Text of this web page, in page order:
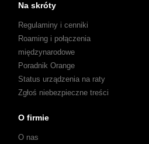
Na skróty
Regulaminy i cenniki
Roaming i połączenia
międzynarodowe
Poradnik Orange
Status urządzenia na raty
Zgłoś niebezpieczne treści
O firmie
O nas